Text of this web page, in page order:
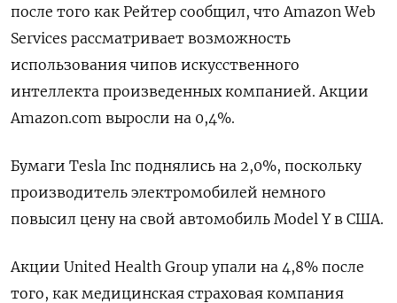
после того как Рейтер сообщил, что Amazon Web
Services рассматривает возможность
использования чипов искусственного
интеллекта произведенных компанией. Акции
Amazon.com выросли на 0,4%.
Бумаги Tesla Inc поднялись на 2,0%, поскольку
производитель электромобилей немного
повысил цену на свой автомобиль Model Y в США.
Акции United Health Group упали на 4,8% после
того, как медицинская страховая компания